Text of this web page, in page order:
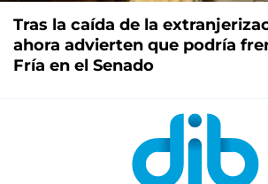
Tras la caída de la
ahora advierten que podría
Fría en el Senado